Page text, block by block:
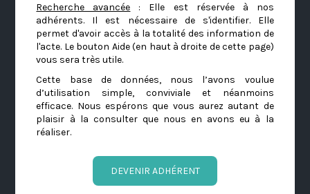
Recherche avancée : Elle est réservée à nos
adhérents. Il est nécessaire de s'identifier. Elle
permet d'avoir accès à la totalité des information de
l'acte. Le bouton Aide (en haut à droite de cette page)
vous sera très utile.
Cette base de données, nous l’avons voulue
d’utilisation simple, conviviale et néanmoins
efficace. Nous espérons que vous aurez autant de
plaisir à la consulter que nous en avons eu à la
réaliser.
DEVENIR ADHÉRENT